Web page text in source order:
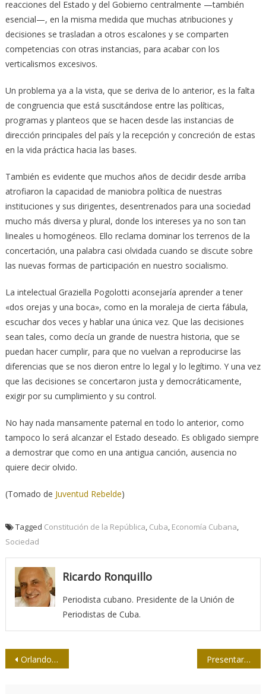
reacciones del Estado y del Gobierno centralmente —también
esencial—, en la misma medida que muchas atribuciones y
decisiones se trasladan a otros escalones y se comparten
competencias con otras instancias, para acabar con los
verticalismos excesivos.
Un problema ya a la vista, que se deriva de lo anterior, es la falta
de congruencia que está suscitándose entre las políticas,
programas y planteos que se hacen desde las instancias de
dirección principales del país y la recepción y concreción de estas
en la vida práctica hacia las bases.
También es evidente que muchos años de decidir desde arriba
atrofiaron la capacidad de maniobra política de nuestras
instituciones y sus dirigentes, desentrenados para una sociedad
mucho más diversa y plural, donde los intereses ya no son tan
lineales u homogéneos. Ello reclama dominar los terrenos de la
concertación, una palabra casi olvidada cuando se discute sobre
las nuevas formas de participación en nuestro socialismo.
La intelectual Graziella Pogolotti aconsejaría aprender a tener
«dos orejas y una boca», como en la moraleja de cierta fábula,
escuchar dos veces y hablar una única vez. Que las decisiones
sean tales, como decía un grande de nuestra historia, que se
puedan hacer cumplir, para que no vuelvan a reproducirse las
diferencias que se nos dieron entre lo legal y lo legítimo. Y una vez
que las decisiones se concertaron justa y democráticamente,
exigir por su cumplimiento y su control.
No hay nada mansamente paternal en todo lo anterior, como
tampoco lo será alcanzar el Estado deseado. Es obligado siempre
a demostrar que como en una antigua canción, ausencia no
quiere decir olvido.
(Tomado de Juventud Rebelde)
Tagged Constitución de la República Cuba Economía Cubana
Sociedad
Ricardo Ronquillo
Periodista cubano. Presidente de la Unión de
Periodistas de Cuba.
Navegación
Orlando Pérez, un amigo en la trinchera de Cuba Presentarán libro sobre la obra del escultor José Delarra